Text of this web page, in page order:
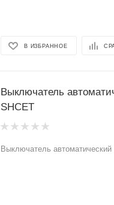
В ИЗБРАННОЕ
Выключатель
SHCET
Выключатель